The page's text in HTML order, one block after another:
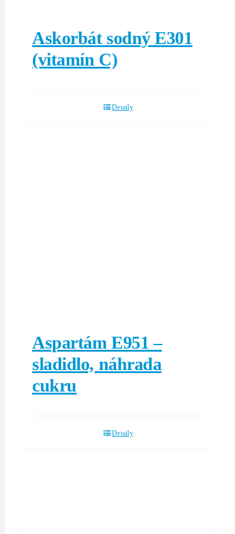
Askorbát sodný E301
(vitamín C)
Detaily
Aspartám E951 –
sladidlo, náhrada
cukru
Detaily